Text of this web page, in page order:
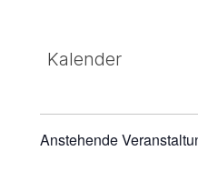
Kalender
Anstehende